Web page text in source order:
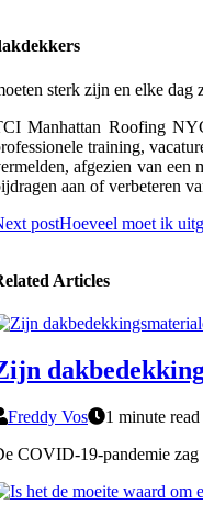
sterk zijn en elke dag
Manhattan Roofing
training,
afgezien van een
aan of verbeteren
postHoeveel moet ik
Articles
Freddy Vos
1 minute read
COVID-19-pandemie zag